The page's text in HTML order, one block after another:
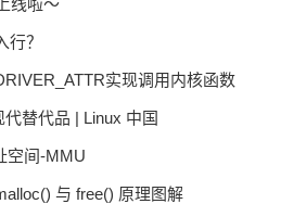
？
实现调用内核函数
替代品 | Linux 中国
空间-MMU
与 free() 原理图解